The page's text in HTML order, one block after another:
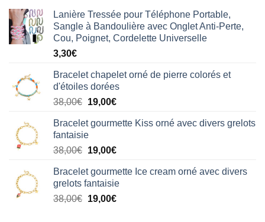
Lanière Tressée pour Téléphone Portable,
Sangle à Bandoulière avec Onglet Anti-Perte,
Cou, Poignet, Cordelette Universelle
3,30€
Bracelet chapelet orné de pierre colorés et
d'étoiles dorées
38,00€ Le
initial
était :
38,00€.
19,00€Le
actuel
19,00€.
Bracelet gourmette Kiss orné avec divers grelots
fantaisie
38,00€ Le
initial
était :
38,00€.
19,00€Le
actuel
est :
19,00€.
Bracelet gourmette Ice cream orné avec divers
grelots fantaisie
38,00€ Le
19,00€Le